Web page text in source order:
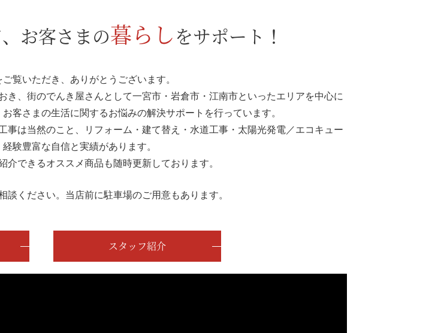
お客さまの暮らしをサポート！
覧いただき、ありがとうございます。
、街のでんき屋さんとして一宮市・岩倉市・江南市といったエリアを中心に
客さまの生活に関するお悩みの解決サポートを行っています。
は当然のこと、リフォーム・建て替え・水道工事・太陽光発電／エコキュー
経験豊富な自信と実績があります。
介できるオススメ商品も随時更新しております。
談ください。当店前に駐車場のご用意もあります。
スタッフ紹介